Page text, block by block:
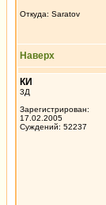
Откуда: Saratov
Наверх
КИ
3Д
Зарегистрирован:
17.02.2005
Суждений: 52237